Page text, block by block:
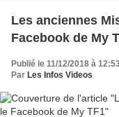
Les anciennes
Facebook de My
Publié le 11/12/2018 à
Par Les Infos Videos